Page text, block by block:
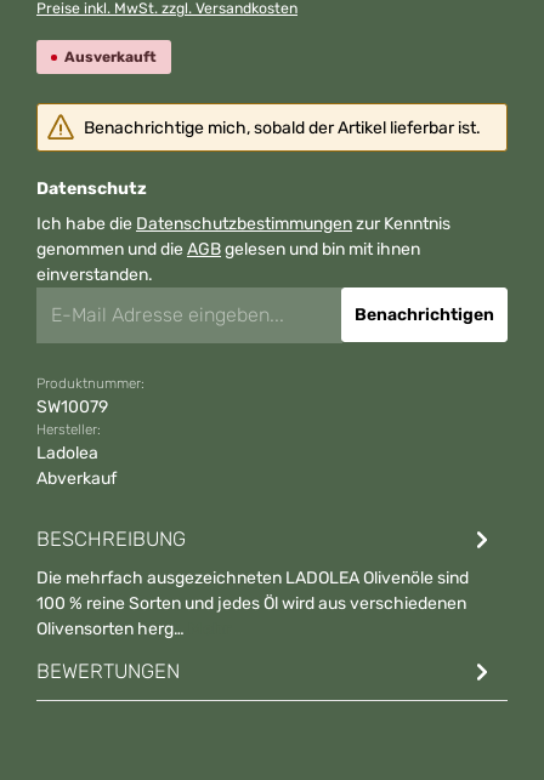
Preise inkl. MwSt. zzgl. Versandkosten
Ausverkauft
Benachrichtige mich, sobald der Artikel lieferbar ist.
Datenschutz
Ich habe die Datenschutzbestimmungenzur Kenntnis
genommen und dieAGBgelesen und bin mit ihnen
einverstanden.
Benachrichtigen
Produktnummer:
SW10079
Hersteller:
Ladolea
Abverkauf
BESCHREIBUNG
Die mehrfach ausgezeichneten LADOLEA Olivenöle sind
100 % reine Sorten und jedes Öl wird aus verschiedenen
Olivensorten herg…
BEWERTUNGEN